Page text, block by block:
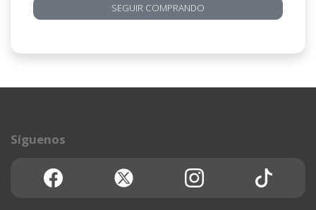
SEGUIR COMPRANDO
Síguenos